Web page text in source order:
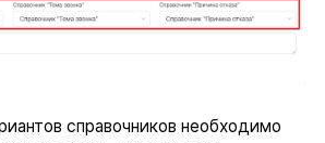
справочников необходимо